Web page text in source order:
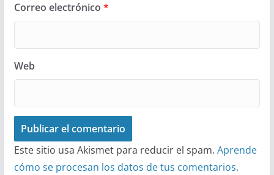
Correo electrónico *
Web
Este sitio usa Akismet para reducir el spam. Aprende
cómo se procesan los datos de tus comentarios.